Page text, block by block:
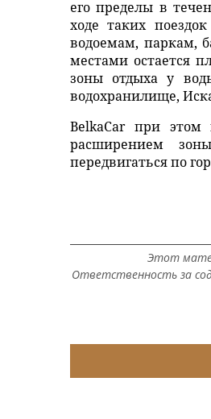
его пределы в
ходе таких
водоемам, паркам,
местами остается
зоны отдыха у
водохранилище,
BelkaCar при этом
расширением
передвигаться по
Этот
Ответственность за